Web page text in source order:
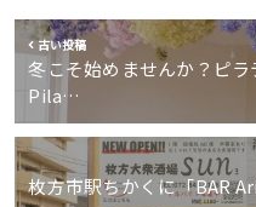
古い投稿
冬こそ始めませんか？ピ
Pila…
枚方市駅ちかくに「BAR